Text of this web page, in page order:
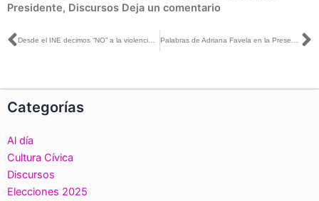
Presidente, Discursos Deja un comentario
Ant
Categorías
Al día
Cultura Cívica
Discursos
Elecciones 2025